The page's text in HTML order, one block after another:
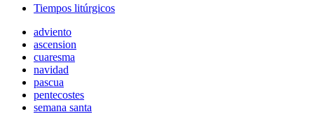
Tiempos litúrgicos
adviento
ascension
cuaresma
navidad
pascua
pentecostes
semana santa